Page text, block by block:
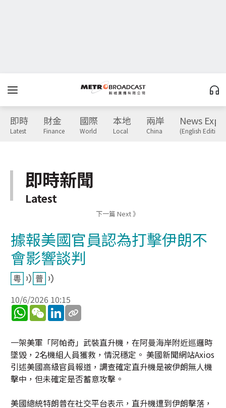
即時
Latest
財金
Finance
國際
World
本地
Local
兩岸
China
News
(English Edition)
即時新聞
Latest
下一篇 Next 》
據報美國官員認為打擊伊朗不
會影響談判
10/6/2026 10:15
WhatsApp
WeChatLinkedIn
一架美軍「阿帕奇」武裝直升機，在阿曼海岸附近巡邏時
墜毀，2名機組人員獲救，情況穩定。 美國新聞網站Axios
引述美國高級官員報道，調查確定直升機是被伊朗無人機
擊中，但未確定是否蓄意攻擊。
美國總統特朗普在社交平台表示，直升機遭到伊朗擊落，